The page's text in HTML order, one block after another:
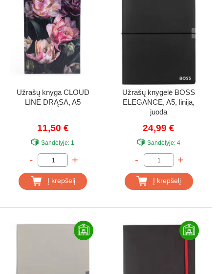
Užrašų knyga CLOUD
LINE DRĄSA, A5
11,50 €
Sandėlyje: 1
- +
Į krepšelį
Užrašų knygelė BOSS
ELEGANCE, A5, linija,
juoda
24,99 €
Sandėlyje:4
- +
Į krepšelį